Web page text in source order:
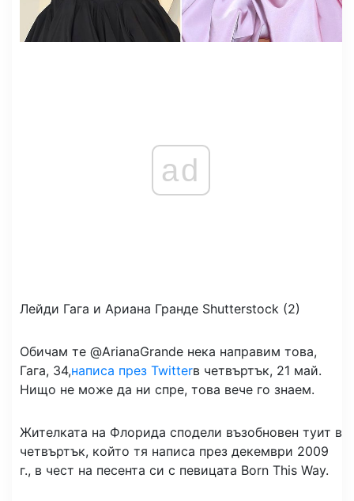
ad
Лейди Гага и Ариана Гранде Shutterstock (2)
Обичам те @ArianaGrande нека направим това,
Гага, 34,написа през Twitterв четвъртък, 21 май.
Нищо не може да ни спре, това вече го знаем.
Жителката на Флорида сподели възобновен туит в
четвъртък, който тя написа през декември 2009
г., в чест на песента си с певицата Born This Way.